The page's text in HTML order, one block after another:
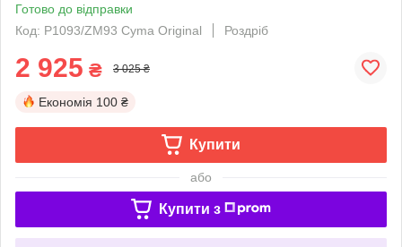
Готово до відправки
Код: P1093/ZM93 Cyma Original
Роздріб
2 925 ₴ 3 025 ₴
Економія 100 ₴
Купити
або
Купити з